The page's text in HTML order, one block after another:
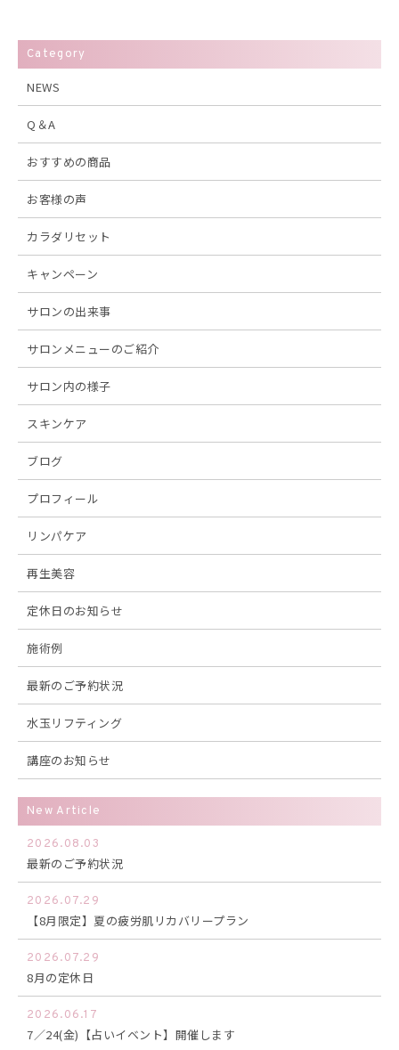
Category
NEWS
Q＆A
おすすめの商品
お客様の声
カラダリセット
キャンペーン
サロンの出来事
サロンメニューのご紹介
サロン内の様子
スキンケア
ブログ
プロフィール
リンパケア
再生美容
定休日のお知らせ
施術例
最新のご予約状況
水玉リフティング
講座のお知らせ
New Article
2026.08.03
最新のご予約状況
2026.07.29
【8月限定】夏の疲労肌リカバリープラン
2026.07.29
8月の定休日
2026.06.17
7／24(金)【占いイベント】開催します